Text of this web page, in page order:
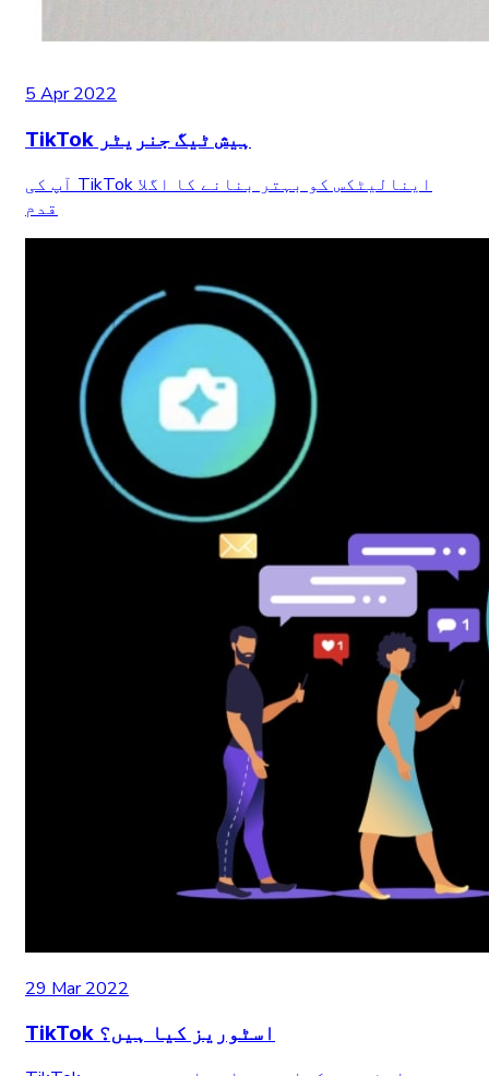
5 Apr 2022
TikTok ہیش ٹیگ جنریٹر
آپ کی TikTok اینالیٹکس کو بہتر بنانے کا اگلا
قدم
29 Mar 2022
TikTok اسٹوریز کیا ہیں؟